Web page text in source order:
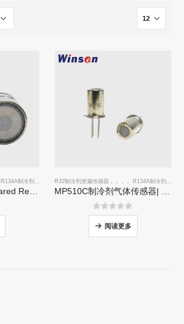
R134A制冷剂泄漏传感器 ，，，，R410A制冷剂泄漏传感器，，，，
R32制冷剂泄漏传感器 R134A制冷剂泄漏传感器
05分
阅读更多